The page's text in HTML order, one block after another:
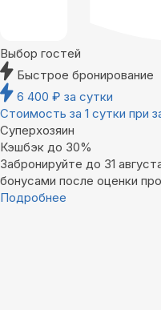
Выбор гостей
Быстрое бронирование
6 400 ₽ за сутки
Стоимость за 1 сутки при
Суперхозяин
Кэшбэк до 30%
Забронируйте до 31
бонусами после оценки
Подробнее